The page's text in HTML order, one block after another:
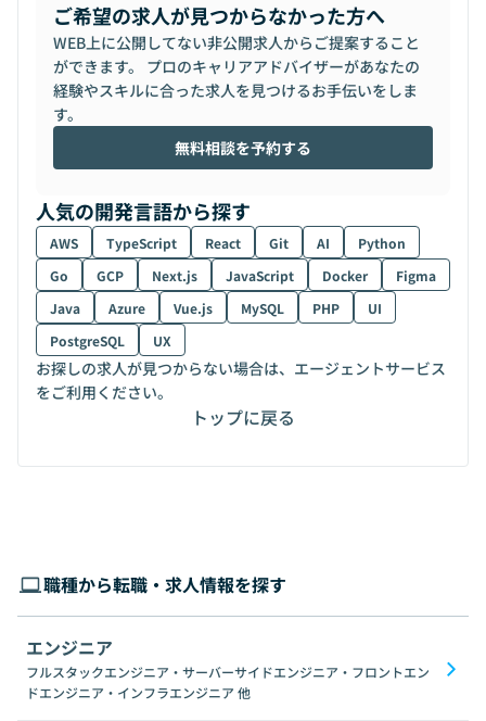
ご希望の求人が見つからなかった方へ
WEB上に公開してない非公開求人からご提案すること
ができます。 プロのキャリアアドバイザーがあなたの
経験やスキルに合った求人を見つけるお手伝いをしま
す。
無料相談を予約する
人気の開発言語から探す
AWS TypeScript React Git AI
Python
Go
GCP Next.js JavaScript Docker
Figma
Java
Azure Vue.js MySQL PHP
UI
PostgreSQL
UX
お探しの求人が見つからない場合は、エージェントサービス
をご利用ください。
トップに戻る
職種から転職・求人情報を探す
エンジニア
フルスタックエンジニア・サーバーサイドエンジニア・フロントエン
ドエンジニア・インフラエンジニア 他